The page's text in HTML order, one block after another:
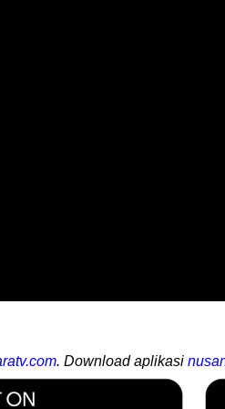
. Download aplikasi